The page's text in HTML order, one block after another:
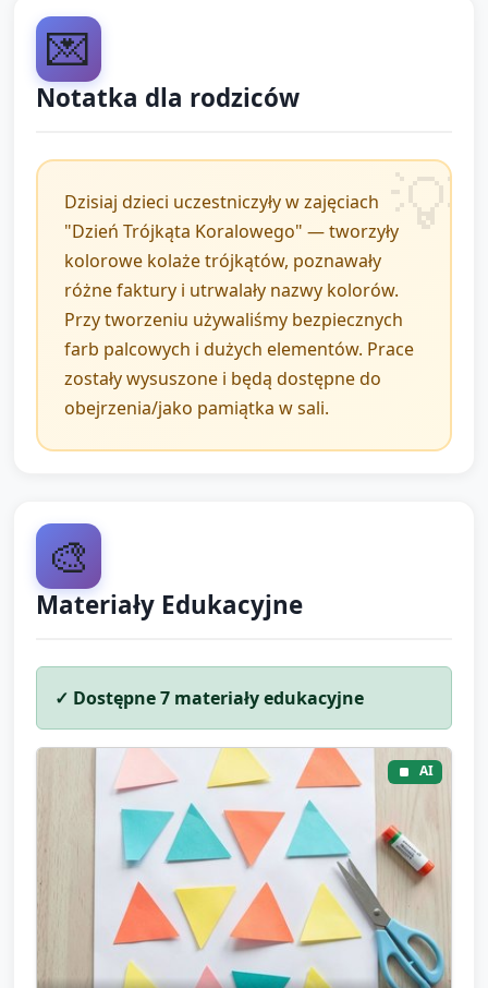
pokazania pracy sąsiadowi.
Zakończenie i
podsumowanie (5 minut)
Krótka prezentacja prac: każde dziecko pokazuje
swój trójkąt (może tylko pokazać, jeśli nie chce
mówić). Opiekun zadaje 1–2 krótkie pytania do
dziecka („Jakiego koloru trójkąt zrobiłeś?”).
Podsumowanie i powtórzenie słów kluczowych:
trójkąt, kolor, miękki, twardy, rybka.
Pożegnanie: krótkie powtórzenie
Wskazówki organizacyjne (krótkie): rozstawić po jednym
opiekunie na 4–5 dzieci; przygotować materiały wcześniej,
aby nie tracić czasu.
💌
Notatka dla rodziców
Dzisiaj dzieci uczestniczyły w zajęciach
"Dzień Trójkąta Koralowego" — tworzyły
kolorowe kolaże trójkątów, poznawały
różne faktury i utrwalały nazwy kolorów.
Przy tworzeniu używaliśmy bezpiecznych
farb palcowych i dużych elementów. Prace
zostały wysuszone i będą dostępne do
obejrzenia/jako pamiątka w sali.
🎨
Materiały Edukacyjne
✓ Dostępne7 materiały edukacyjne
AI